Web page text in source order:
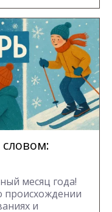
месяц года!
происхождении
и